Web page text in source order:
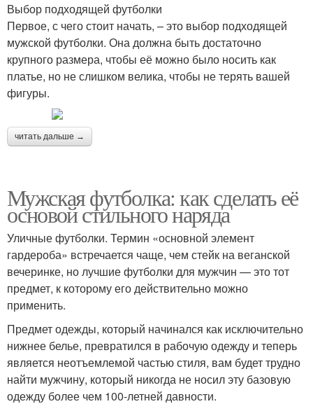
Выбор подходящей футболки
Первое, с чего стоит начать, – это выбор подходящей
мужской футболки. Она должна быть достаточно
крупного размера, чтобы её можно было носить как
платье, но не слишком велика, чтобы не терять вашей
фигуры.
читать дальше →
Мужская футболка: как сделать её
основой стильного наряда
Уличные футболки. Термин «основной элемент
гардероба» встречается чаще, чем стейк на веганской
вечеринке, но лучшие футболки для мужчин — это тот
предмет, к которому его действительно можно
применить.
Предмет одежды, который начинался как исключительно
нижнее белье, превратился в рабочую одежду и теперь
является неотъемлемой частью стиля, вам будет трудно
найти мужчину, который никогда не носил эту базовую
одежду более чем 100-летней давности.